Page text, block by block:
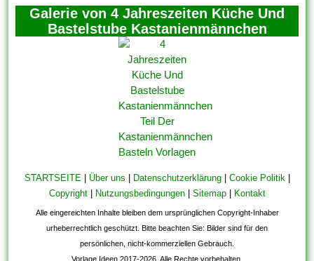
Galerie von 4 Jahreszeiten Küche Und
Bastelstube Kastanienmännchen
STARTSEITE| Über uns Datenschutzerklärung| Cookie Politik|
Copyright| Nutzungsbedingungen| Sitemap| Kontakt
Alle eingereichten Inhalte bleiben dem ursprünglichen Copyright-Inhaber
urheberrechtlich geschützt. Bitte beachten Sie: Bilder sind für den
persönlichen, nicht-kommerziellen Gebrauch.
Vorlage Ideen 2017-2026. Alle Rechte vorbehalten.